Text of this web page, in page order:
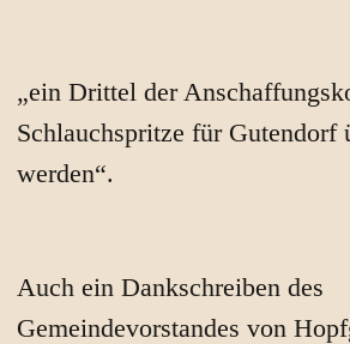
„ein Drittel der
Schlauchspritze für Gutendorf
werden“.
Auch ein Dankschreiben des
Gemeindevorstandes von